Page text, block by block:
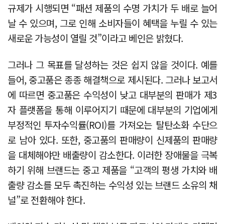
규제가 시행되면 “패션 제품의 수명 가치가 두 배로 늘어
날 수 있으며, 그로 인해 소비자들이 혜택을 누릴 수 있는
새로운 가능성이 열릴 것”이라고 베인은 밝혔다.
그러나 그 목표를 달성하는 것은 쉽지 않을 것이다. 예를
들어, 중고품은 종종 해결책으로 제시된다. 그러나 보고서
에 따르면 중고품은 수익성이 낮고 대부분의 판매가 제3
자 플랫폼을 통해 이루어지기 때문에 대부분의 기업에게
부정적인 투자수익률(ROI)를 가져오는 탈탄소화 수단으
로 남아 있다. 또한, 중고품의 판매량이 신제품의 판매량
을 대체해야만 배출량이 감소한다. 이러한 장애물을 극복
하기 위해 브랜드는 중고 제품을 “고객의 평생 가치와 배
출량 감소를 모두 촉진하는 수익성 있는 브랜드 소유의 채
널”로 전환해야 한다.